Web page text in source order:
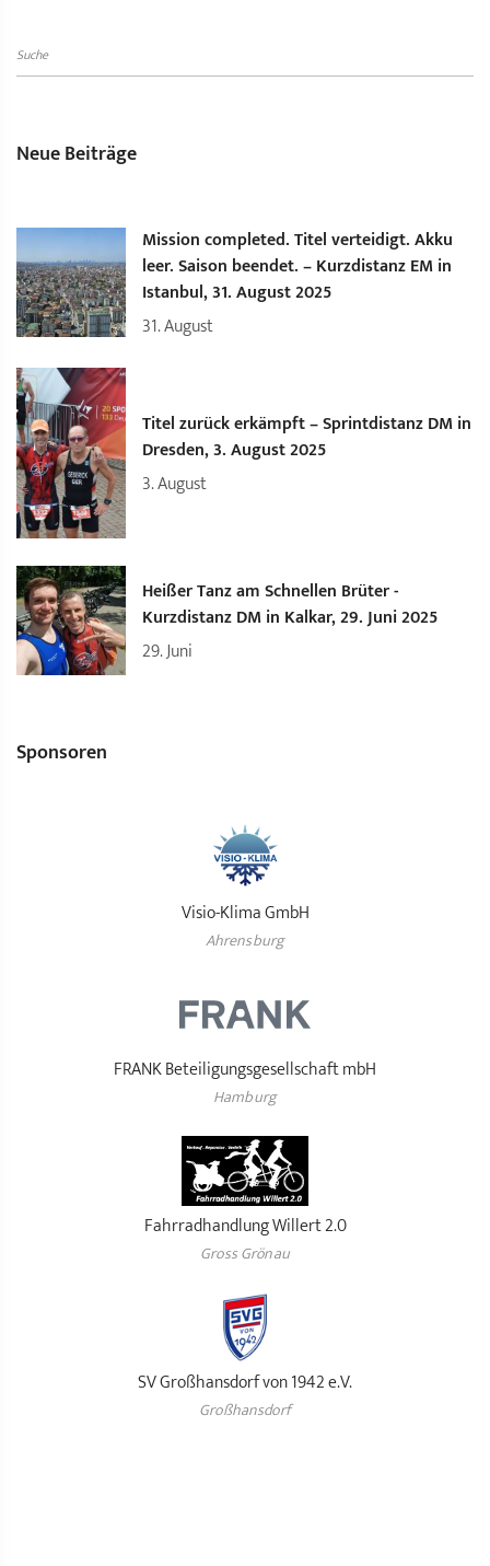
Neue Beiträge
Mission completed. Titel verteidigt. Akku
leer. Saison beendet. – Kurzdistanz EM in
Istanbul, 31. August 2025
31.August
Titel zurück erkämpft – Sprintdistanz DM in
Dresden, 3. August 2025
3.August
Heißer Tanz am Schnellen Brüter -
Kurzdistanz DM in Kalkar, 29. Juni 2025
29.Juni
Sponsoren
Visio-Klima GmbH
Ahrensburg
FRANK Beteiligungsgesellschaft mbH
Hamburg
Fahrradhandlung Willert 2.0
Gross Grönau
SV Großhansdorf von 1942 e.V.
Großhansdorf